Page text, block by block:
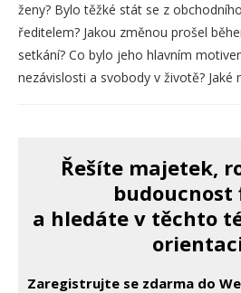
ženy? Bylo těžké stát se z
ředitelem? Jakou změnou prošel
setkání? Co bylo jeho hlavním
nezávislosti a svobody v životě? Jaké
Řešíte majetek,
a hledáte v těchto
Zaregistrujte se zdarma do